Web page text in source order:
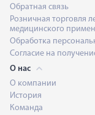
Обратная связь
Розничная торговля
медицинского
Обработка
Согласие на
О нас
О компании
История
Команда